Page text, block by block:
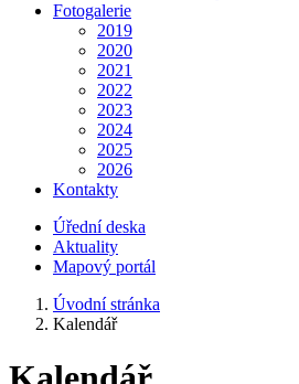
Fotogalerie
2019
2020
2021
2022
2023
2024
2025
2026
Kontakty
Úřední deska
Aktuality
Mapový portál
Úvodní stránka
Kalendář